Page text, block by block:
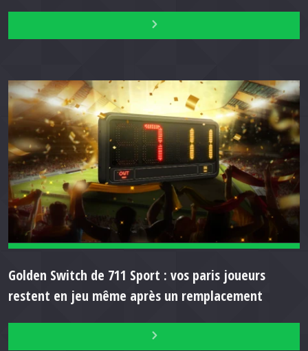
Golden Switch de 711 Sport : vos paris joueurs
restent en jeu même après un remplacement